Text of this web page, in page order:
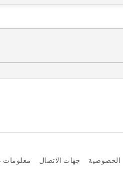
تنزيل [874.28 MB]
معلومات جهات الاتصال الخصوصية